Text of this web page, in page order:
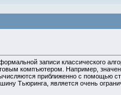
записи классического
компъютером. Например,
приближенно с помощью
Тьюринга, является очень